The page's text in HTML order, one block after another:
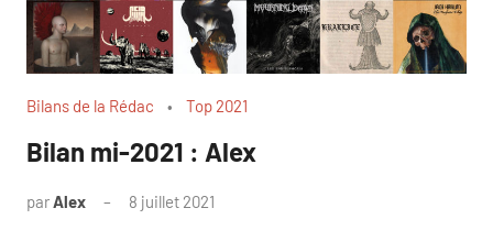
Bilans de la Rédac Top 2021
Bilan mi-2021 : Alex
parAlex 8 juillet 2021